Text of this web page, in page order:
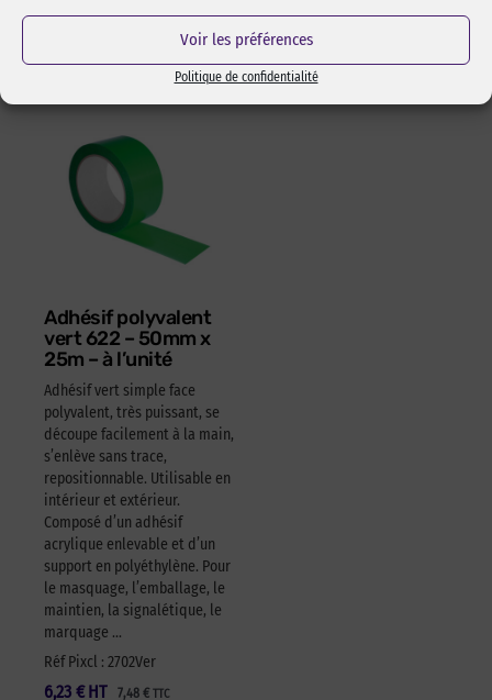
Voir les préférences
Politique de confidentialité
Réf Pixcl : ALISPIXSPR005
Adhésif polyvalent
vert 622 – 50mm x
25m – à l’unité
Adhésif vert simple face
polyvalent, très puissant, se
découpe facilement à la main,
s’enlève sans trace,
repositionnable. Utilisable en
intérieur et extérieur.
Composé d’un adhésif
acrylique enlevable et d’un
support en polyéthylène. Pour
le masquage, l’emballage, le
maintien, la signalétique, le
marquage …
Réf Pixcl : 2702Ver
6,23 € 7,48 € TTC
HT